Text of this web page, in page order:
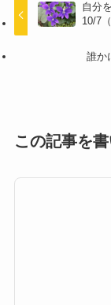
自分
10/7
誰か
この記事を